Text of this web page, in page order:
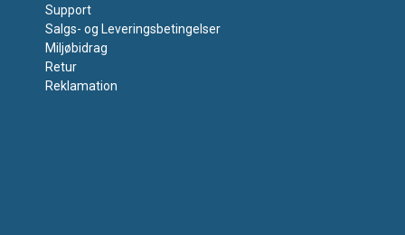
Support
Salgs- og Leveringsbetingelser
Miljøbidrag
Retur
Reklamation